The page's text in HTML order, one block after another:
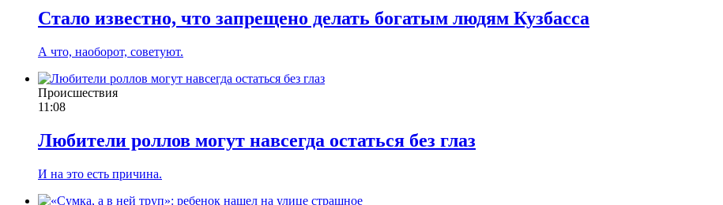
Стало известно, что запрещено делать богатым людям Кузбасса
А что, наоборот, советуют.
Происшествия
11:08
Любители роллов могут навсегда остаться без глаз
И на это есть причина.